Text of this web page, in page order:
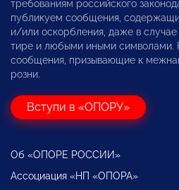
требованиям российского
публикуем сообщения,
и/или оскорбления, даже в случае
тире и любыми иными символами.
сообщения, призывающие к
розни.
Вступи в «ОПОРУ»
Об «ОПОРЕ РОССИИ»
Ассоциация «НП «ОПОРА»